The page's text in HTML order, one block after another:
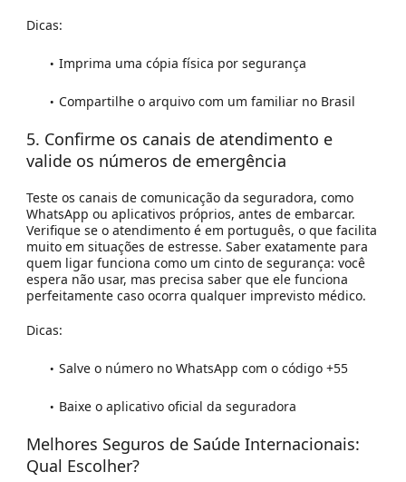
Dicas:
Imprima uma cópia física por segurança
Compartilhe o arquivo com um familiar no Brasil
5. Confirme os canais de atendimento e
valide os números de emergência
Teste os canais de comunicação da seguradora, como
WhatsApp ou aplicativos próprios, antes de embarcar.
Verifique se o atendimento é em português, o que facilita
muito em situações de estresse. Saber exatamente para
quem ligar funciona como um cinto de segurança: você
espera não usar, mas precisa saber que ele funciona
perfeitamente caso ocorra qualquer imprevisto médico.
Dicas:
Salve o número no WhatsApp com o código +55
Baixe o aplicativo oficial da seguradora
Melhores Seguros de Saúde Internacionais:
Qual Escolher?